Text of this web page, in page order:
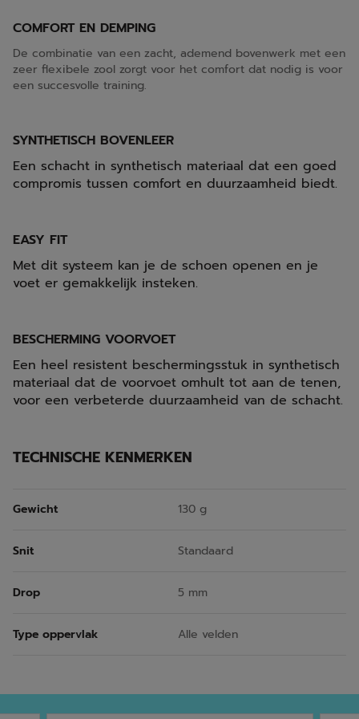
COMFORT EN DEMPING
De combinatie van een zacht, ademend bovenwerk met een
zeer flexibele zool zorgt voor het comfort dat nodig is voor
een succesvolle training.
SYNTHETISCH BOVENLEER
Een schacht in synthetisch materiaal dat een goed
compromis tussen comfort en duurzaamheid biedt.
EASY FIT
Met dit systeem kan je de schoen openen en je
voet er gemakkelijk insteken.
BESCHERMING VOORVOET
Een heel resistent beschermingsstuk in synthetisch
materiaal dat de voorvoet omhult tot aan de tenen,
voor een verbeterde duurzaamheid van de schacht.
TECHNISCHE KENMERKEN
Gewicht 130 g
Snit Standaard
Drop 5 mm
Type oppervlak Alle velden